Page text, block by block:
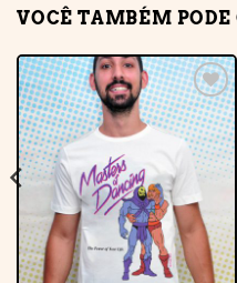
VOCÊ TAMBÉM PODE
Adicionar
à lista de
desejos